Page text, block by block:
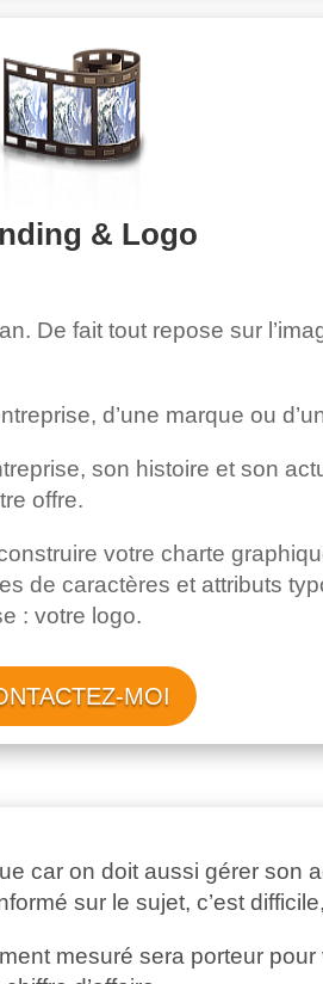
& Logo
De fait tout repose sur
d’une marque ou
son histoire et son
offre.
votre charte
de caractères et attributs
: votre logo.
MOI
car on doit aussi gérer son
sur le sujet, c’est
mesuré sera porteur